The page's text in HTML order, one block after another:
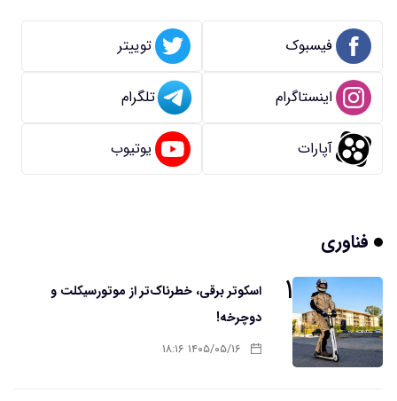
فیسبوک توییتر
اینستاگرام تلگرام
آپارات یوتیوب
فناوری
۱
اسکوتر برقی، خطرناک‌تر از موتورسیکلت و
دوچرخه!
۱۴۰۵/۰۵/۱۶ ۱۸:۱۶